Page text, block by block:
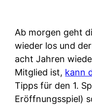
Ab morgen geht
wieder los und der
acht Jahren
Mitglied ist, kann
Tipps für den 1.
Eröffnungsspiel)